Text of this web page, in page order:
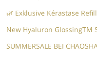
🌿 Exklusive Kérastase
New Hyaluron GlossingTM​
SUMMERSALE BEI